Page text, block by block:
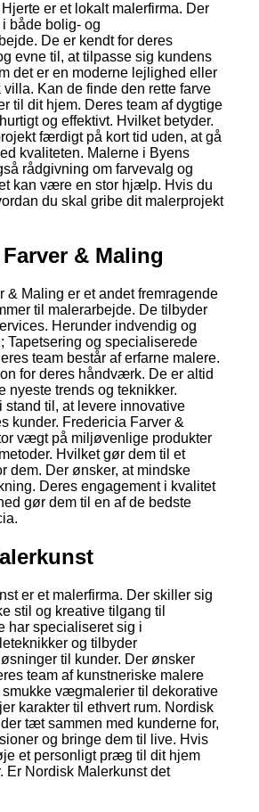
er et lokalt malerfirma. Der
både bolig- og
De er kendt for deres
evne til, at tilpasse sig kundens
det er en moderne lejlighed eller
Kan de finde den rette farve
til dit hjem. Deres team af dygtige
og effektivt. Hvilket betyder.
færdigt på kort tid uden, at gå
kvaliteten. Malerne i Byens
rådgivning om farvevalg og
kan være en stor hjælp. Hvis du
du skal gribe dit malerprojekt
& Maling
& Maling er et andet fremragende
til malerarbejde. De tilbyder
Herunder indvendig og
Tapetsering og specialiserede
team består af erfarne malere.
for deres håndværk. De er altid
nyeste trends og teknikker.
stand til, at levere innovative
kunder. Fredericia Farver &
vægt på miljøvenlige produkter
Hvilket gør dem til et
dem. Der ønsker, at mindske
Deres engagement i kvalitet
gør dem til en af de bedste
er et malerfirma. Der skiller sig
stil og kreative tilgang til
har specialiseret sig i
og tilbyder
til kunder. Der ønsker
team af kunstneriske malere
smukke vægmalerier til dekorative
karakter til ethvert rum. Nordisk
tæt sammen med kunderne for,
og bringe dem til live. Hvis
et personligt præg til dit hjem
Er Nordisk Malerkunst det